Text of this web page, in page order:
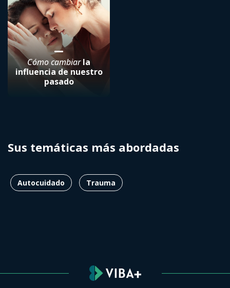
Cómo cambiarla
influencia de nuestro
pasado
Sus temáticas más abordadas
Autocuidado Trauma